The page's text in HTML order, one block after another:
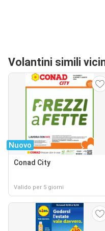
Volantini simili
Nuovo
Conad City
Valido per 5 giorni